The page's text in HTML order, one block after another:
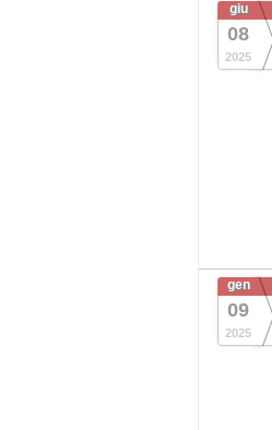
giu
08
2025
gen
09
2025